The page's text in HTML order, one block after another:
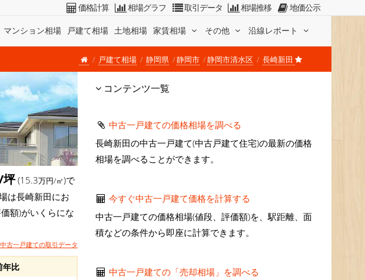
マンション相場 戸建て相場 土地相場 家賃相場 その他 沿線レポート
価格計算 相場グラフ 取引データ 相場推移 地価公示
戸建て相場 静岡県 静岡市 静岡市清水区 長崎新田
坪(15.3万円/㎡)で
は長崎新田にお
額)がいくらにな
中古一戸建ての取引データ
年比
コンテンツ一覧
中古一戸建ての価格相場を調べる
長崎新田の中古一戸建て(中古戸建て住宅)の最新の価格
相場を調べることができます。
今すぐ中古一戸建て価格を計算する
中古一戸建ての価格相場(値段、評価額)を、駅距離、面
積などの条件から即座に計算できます。
中古一戸建ての「売却相場」を調べる